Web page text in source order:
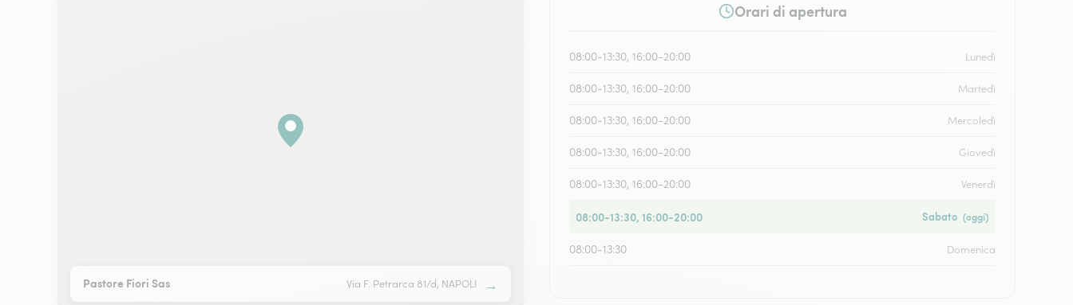
Pastore Fiori Sas Via F. Petrarca 81/d, NAPOLI →
Orari di apertura
08:00-13:30, 16:00-20:00 Lunedì
08:00-13:30, 16:00-20:00 Martedì
08:00-13:30, 16:00-20:00 Mercoledì
08:00-13:30, 16:00-20:00 Giovedì
08:00-13:30, 16:00-20:00 Venerdì
08:00-13:30, 16:00-20:00 Sabato (oggi)
08:00-13:30 Domenica